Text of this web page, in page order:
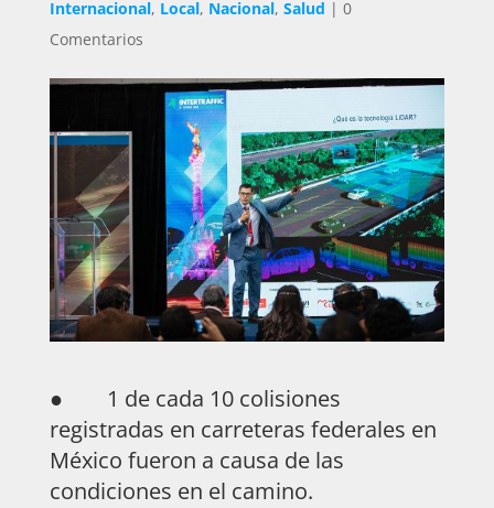
Internacional, Local, Nacional, Salud | 0
Comentarios
● 1 de cada 10 colisiones
registradas en carreteras federales en
México fueron a causa de las
condiciones en el camino.